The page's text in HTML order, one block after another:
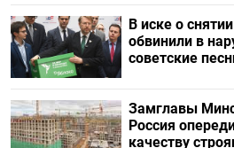
В иске о
обвинили в
советские
Замглавы
Россия
качеству